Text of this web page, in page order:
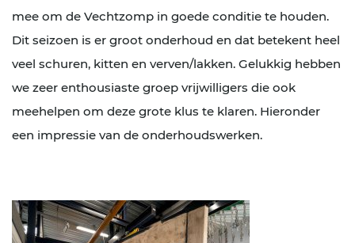
mee om de Vechtzomp in goede conditie te houden.
Dit seizoen is er groot onderhoud en dat betekent heel
veel schuren, kitten en verven/lakken. Gelukkig hebben
we zeer enthousiaste groep vrijwilligers die ook
meehelpen om deze grote klus te klaren. Hieronder
een impressie van de onderhoudswerken.